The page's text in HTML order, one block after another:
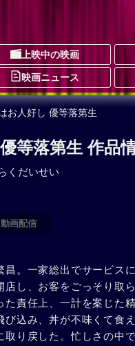
上映中の映画
映画ニュース
お人好し 優等落第生
等落第生 作品
くだいせい
動画配信
。一家総出でサービス
店し、お客をごっそり取
責任上、一計を案じた
び込み、丼が不味くて食
り戻した。忙しさの中